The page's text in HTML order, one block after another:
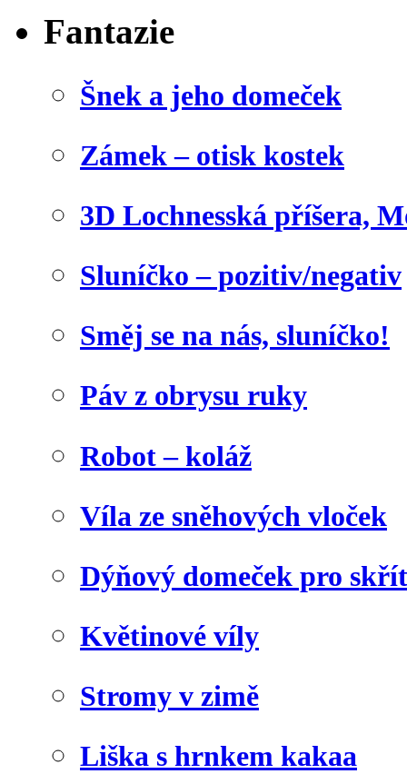
Fantazie
Šnek a jeho domeček
Zámek – otisk kostek
3D Lochnesská příšera,
Sluníčko – pozitiv/negativ
Směj se na nás, sluníčko!
Páv z obrysu ruky
Robot – koláž
Víla ze sněhových vloček
Dýňový domeček pro
Květinové víly
Stromy v zimě
Liška s hrnkem kakaa